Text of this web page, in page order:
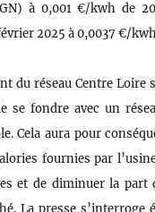
à 0,001 €/kwh de
2025 à 0,0037 €/
du réseau Centre Loire
se fondre avec un
Cela aura pour
fournies par
et de diminuer la part